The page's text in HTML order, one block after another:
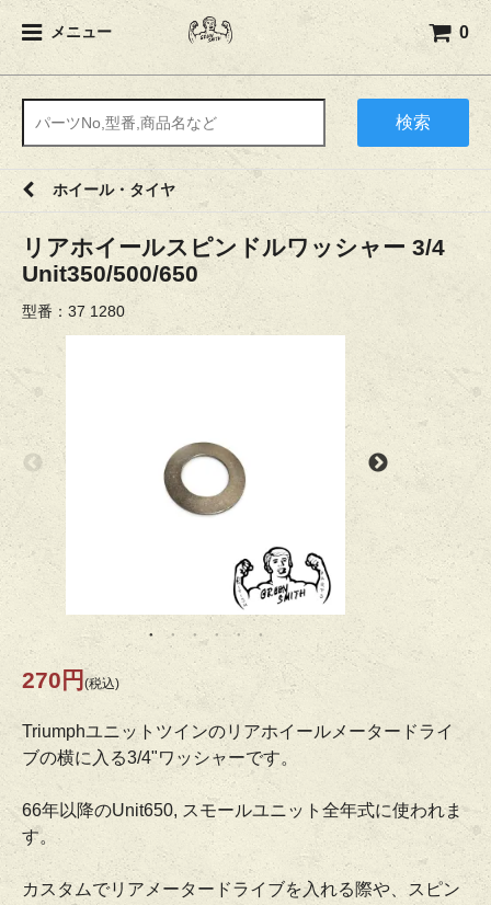
メニュー 0
検索
ホイール・タイヤ
リアホイールスピンドルワッシャー 3/4
Unit350/500/650
型番：37 1280
270円 (税込)
Triumphユニットツインのリアホイールメータードライ
ブの横に入る3/4"ワッシャーです。
66年以降のUnit650, スモールユニット全年式に使われま
す。
カスタムでリアメータードライブを入れる際や、スピン